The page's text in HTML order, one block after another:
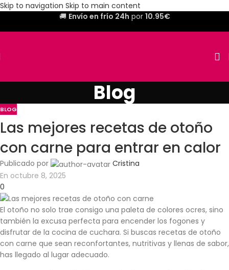
Skip to navigation Skip to main content
🚚 Envío en frío 24h por 10.95€
Blog
BLOG
Las mejores recetas de otoño
con carne para entrar en calor
Publicado por
Cristina
En octubre 8, 2025
0
El otoño no solo trae consigo una paleta de colores ocres, sino
también la excusa perfecta para encender los fogones y
disfrutar de la cocina de cuchara. Si buscas recetas de otoño
con carne que sean reconfortantes, nutritivas y llenas de sabor,
has llegado al lugar adecuado.